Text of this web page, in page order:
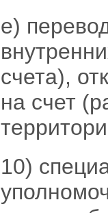
е)
счета),
на счет
10)